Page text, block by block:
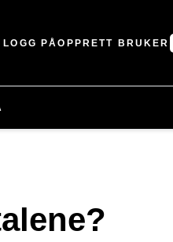
LOGG PÅOPPRETT BRUKER